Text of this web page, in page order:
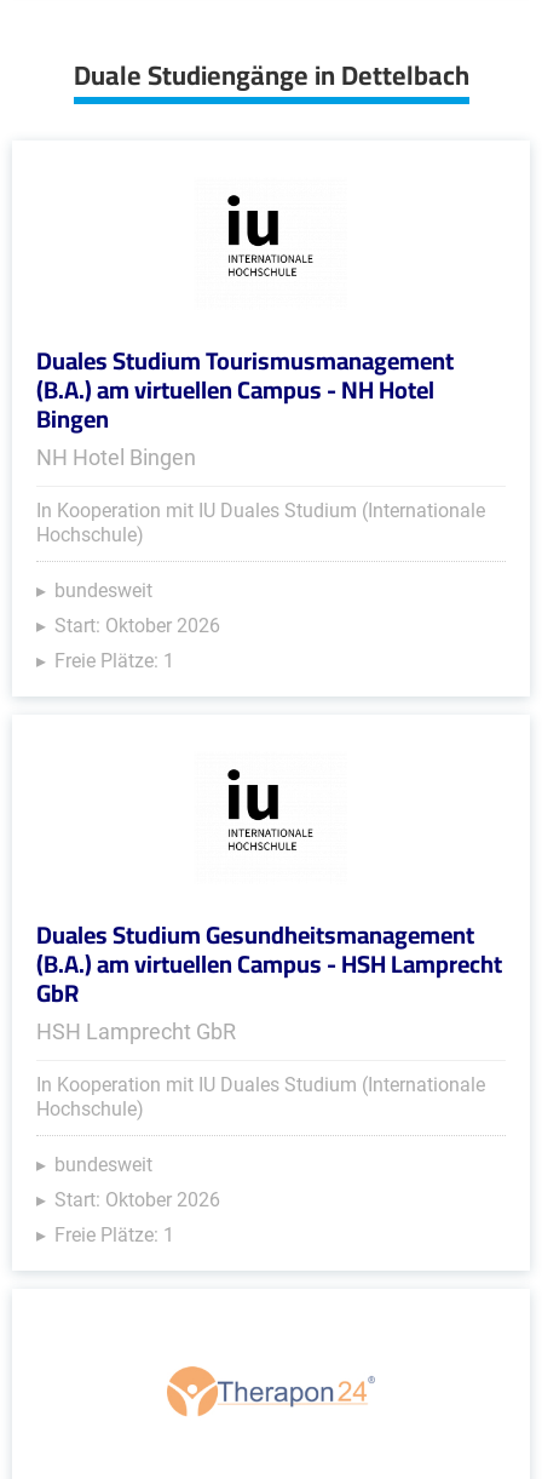
Duale Studiengänge in Dettelbach
Duales Studium Tourismusmanagement
(B.A.) am virtuellen Campus - NH Hotel
Bingen
NH Hotel Bingen
In Kooperation mit IU Duales Studium (Internationale
Hochschule)
bundesweit
Start: Oktober 2026
Freie Plätze: 1
Duales Studium Gesundheitsmanagement
(B.A.) am virtuellen Campus - HSH Lamprecht
GbR
HSH Lamprecht GbR
In Kooperation mit IU Duales Studium (Internationale
Hochschule)
bundesweit
Start: Oktober 2026
Freie Plätze: 1